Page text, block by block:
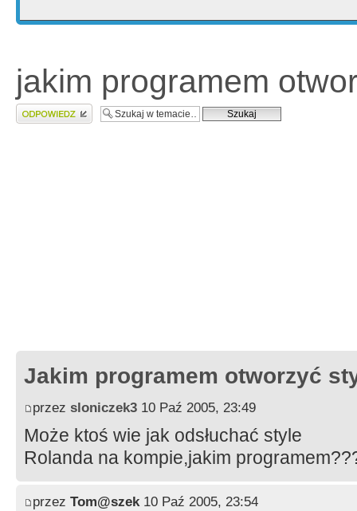
jakim programem
Wyślij odpowiedź
Jakim programem otworzyć
przez sloniczek3 10 Paź 2005, 23:49
Może ktoś wie jak odsłuchać style
Rolanda na kompie,jakim
przez Tom@szek10 Paź 2005, 23:54